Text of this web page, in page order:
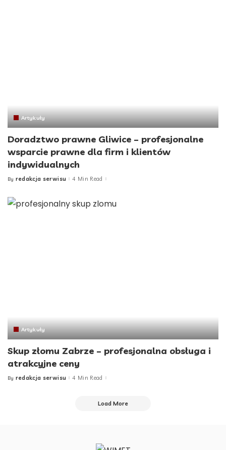
Artykuły
Doradztwo prawne Gliwice – profesjonalne
wsparcie prawne dla firm i klientów
indywidualnych
Posted
By redakcja serwisu 4 Min Read
Artykuły
Skup złomu Zabrze – profesjonalna obsługa i
atrakcyjne ceny
Posted
By redakcja serwisu 4 Min Read
Load More